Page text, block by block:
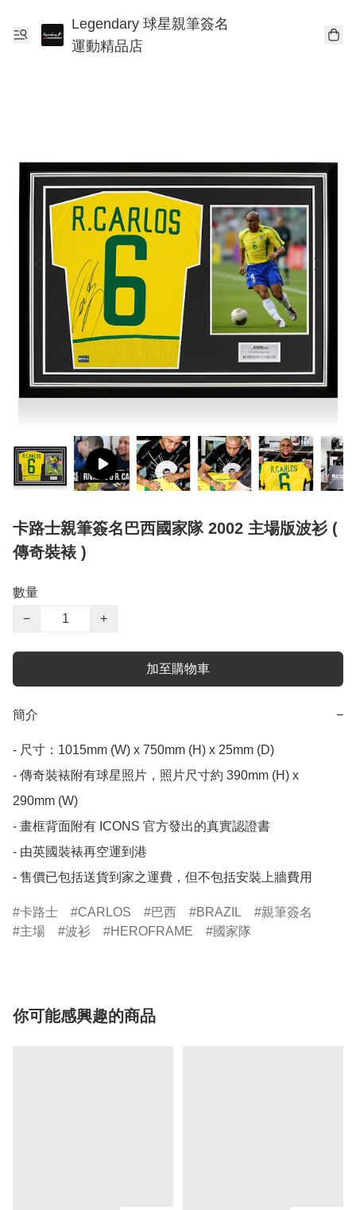
Legendary 球星親筆簽名
運動精品店
卡路士親筆簽名巴西國家隊 2002 主場版波衫 (
傳奇裝裱 )
數量
−
+
加至購物車
簡介 −
- 尺寸：1015mm (W) x 750mm (H) x 25mm (D)
- 傳奇裝裱附有球星照片，照片尺寸約 390mm (H) x
290mm (W)
- 畫框背面附有 ICONS 官方發出的真實認證書
- 由英國裝裱再空運到港
- 售價已包括送貨到家之運費，但不包括安裝上牆費用
卡路士 CARLOS 巴西 BRAZIL
親筆簽名
主場
波衫 HEROFRAME 國家隊
你可能感興趣的商品